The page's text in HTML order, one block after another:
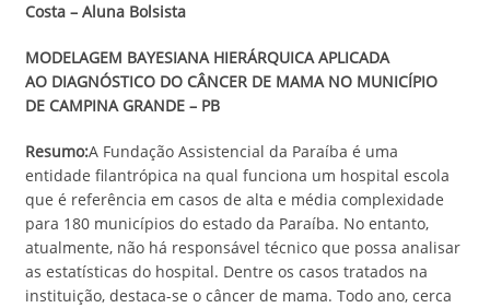
Costa – Aluna Bolsista
MODELAGEM BAYESIANA HIERÁRQUICA APLICADA
AO DIAGNÓSTICO DO CÂNCER DE MAMA NO MUNICÍPIO
DE CAMPINA GRANDE – PB
Resumo:A Fundação Assistencial da Paraíba é uma
entidade filantrópica na qual funciona um hospital escola
que é referência em casos de alta e média complexidade
para 180 municípios do estado da Paraíba. No entanto,
atualmente, não há responsável técnico que possa analisar
as estatísticas do hospital. Dentre os casos tratados na
instituição, destaca-se o câncer de mama. Todo ano, cerca